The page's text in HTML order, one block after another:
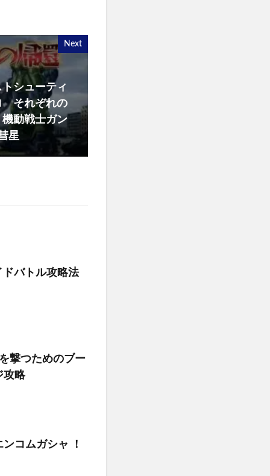
Next
シューティ
それぞれの
動戦士ガン
星
ドバトル攻略法
撃つためのブー
攻略
コムガシャ ！